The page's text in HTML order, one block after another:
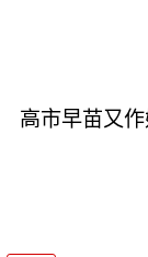
高市早苗又